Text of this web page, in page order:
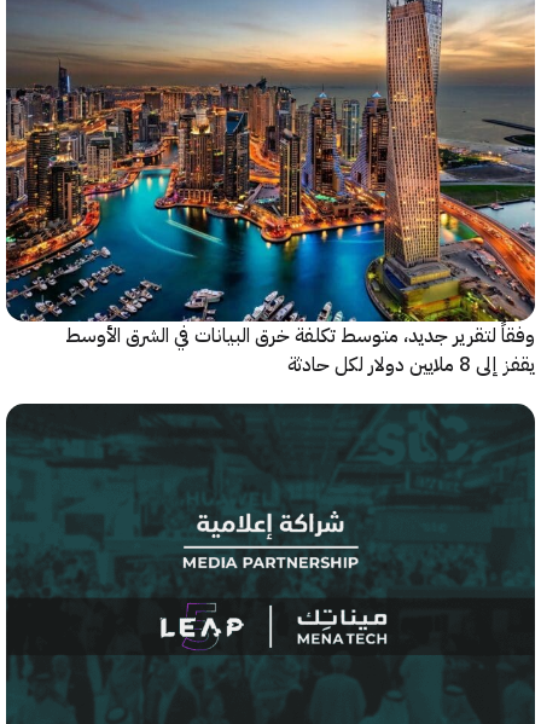
جديد، متوسط تكلفة خرق البيانات في الشرق الأوسط
لكل حادثة